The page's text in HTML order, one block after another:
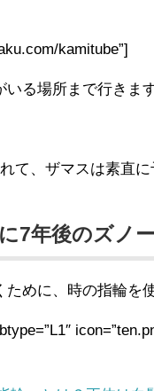
kamitube”]
る場所まで行きます
て、ザマスは素直に
7年後のズノ
めに、時の指輪を